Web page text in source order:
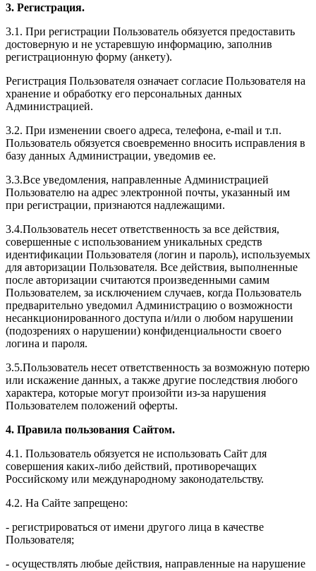
3. Регистрация.
3.1. При регистрации Пользователь обязуется предоставить
достоверную и не устаревшую информацию, заполнив
регистрационную форму (анкету).
Регистрация Пользователя означает согласие Пользователя на
хранение и обработку его персональных данных
Администрацией.
3.2. При изменении своего адреса, телефона, e-mail и т.п.
Пользователь обязуется своевременно вносить исправления в
базу данных Администрации, уведомив ее.
3.3.Все уведомления, направленные Администрацией
Пользователю на адрес электронной почты, указанный им
при регистрации, признаются надлежащими.
3.4.Пользователь несет ответственность за все действия,
совершенные с использованием уникальных средств
идентификации Пользователя (логин и пароль), используемых
для авторизации Пользователя. Все действия, выполненные
после авторизации считаются произведенными самим
Пользователем, за исключением случаев, когда Пользователь
предварительно уведомил Администрацию о возможности
несанкционированного доступа и/или о любом нарушении
(подозрениях о нарушении) конфиденциальности своего
логина и пароля.
3.5.Пользователь несет ответственность за возможную потерю
или искажение данных, а также другие последствия любого
характера, которые могут произойти из-за нарушения
Пользователем положений оферты.
4. Правила пользования Сайтом.
4.1. Пользователь обязуется не использовать Сайт для
совершения каких-либо действий, противоречащих
Российскому или международному законодательству.
4.2. На Сайте запрещено:
- регистрироваться от имени другого лица в качестве
Пользователя;
- осуществлять любые действия, направленные на нарушение